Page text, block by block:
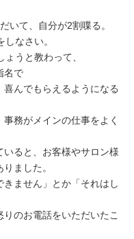
いて、自分が2割喋る。
なさい。
うと教わって、
名で
んでもらえるようになる
務がメインの仕事をよく
ると、お客様やサロン様
ました。
ません」とか「それはし
のお電話をいただいたこ